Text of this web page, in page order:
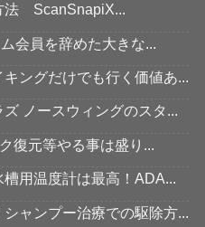
法 ScanSnapiX...
会員を辞めた大きな...
ングだけでも行く価値あ...
ノースウィングのスタ...
復元等やる事は盛り...
用温度計は最高！ADA...
ャンプー治療での駆除方...